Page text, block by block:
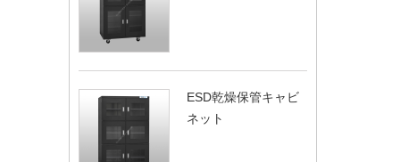
ESD乾燥保管キャビ
ネット